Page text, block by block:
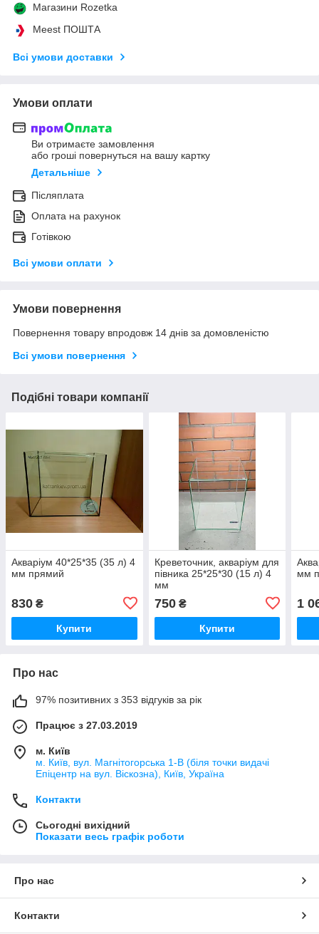
Магазини Rozetka
Meest ПОШТА
Всі умови доставки
Умови оплати
Ви отримаєте замовлення
або гроші повернуться на вашу картку
Детальніше
Післяплата
Оплата на рахунок
Готівкою
Всі умови оплати
Умови повернення
Повернення товару впродовж 14 днів за домовленістю
Всі умови повернення
Подібні товари компанії
Акваріум 40*25*35 (35 л) 4
мм прямий
830 ₴
Купити
Креветочник, акваріум для
півника 25*25*30 (15 л) 4
мм
750₴
Купити
мм
1
Про нас
97% позитивних з 353 відгуків за рік
Працює з 27.03.2019
м. Київ
м. Київ, вул. Магнітогорська 1-В (біля точки видачі
Епіцентр на вул. Віскозна), Київ, Україна
Контакти
Сьогодні вихідний
Показати весь графік роботи
Про нас
Контакти